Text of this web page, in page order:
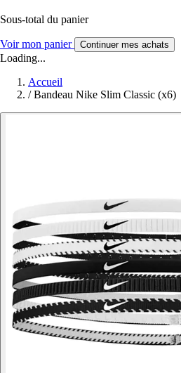
Sous-total du panier
Voir mon panier Continuer mes achats
Loading...
Accueil
/ Bandeau Nike Slim Classic (x6)